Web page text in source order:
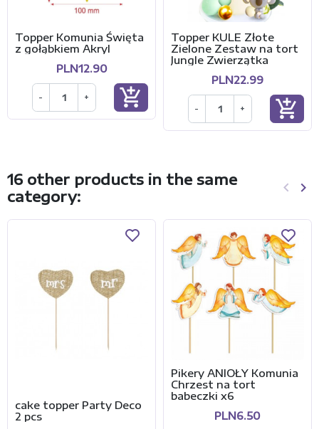
Topper Komunia Święta
z gołąbkiem Akryl
PLN12.90
- + add_shopping_cart
Topper KULE Złote
Zielone Zestaw na tort
Jungle Zwierzątka
PLN22.99
- + add_shopping_cart
16 other products in the same
category:
keyboard_arrow_left keyboard_arrow_right
cake topper Party Deco
2 pcs
Pikery ANIOŁY Komunia
Chrzest na tort
babeczki x6
PLN6.50